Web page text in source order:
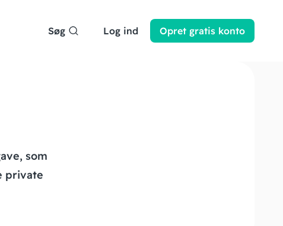
Søg Log ind Opret gratis konto
som
private